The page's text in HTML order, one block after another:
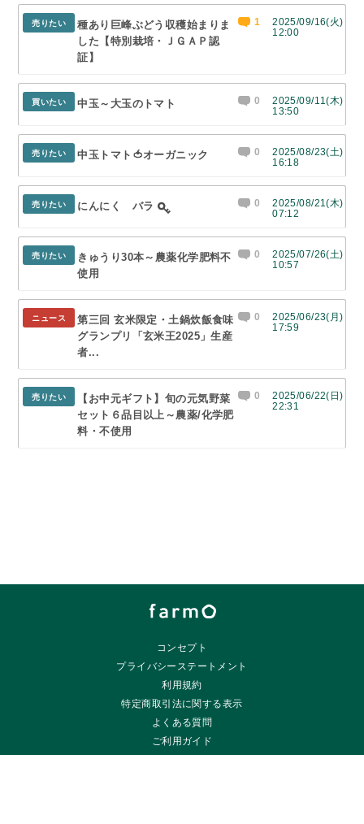
売りたい
種あり巨峰ぶどう収穫始まりま
した【特別栽培・ＪＧＡＰ認
証】
1
2025/09/16(火)
12:00
買いたい 中玉～大玉のトマト 0
2025/09/11(木)
13:50
売りたい 中玉トマト🍅オーガニック 0
2025/08/23(土)
16:18
売りたい にんにく バラ 0
2025/08/21(木)
07:12
売りたい
きゅうり30本～農薬化学肥料不
使用
0
2025/07/26(土)
10:57
ニュース
第三回 玄米限定・土鍋炊飯食味
グランプリ「玄米王2025」生産
者...
0
2025/06/23(月)
17:59
売りたい
【お中元ギフト】旬の元気野菜
セット６品目以上～農薬/化学肥
料・不使用
0
2025/06/22(日)
22:31
コンセプト
プライバシーステートメント
利用規約
特定商取引法に関する表示
よくある質問
ご利用ガイド